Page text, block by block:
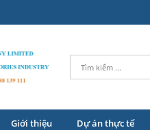
Giới thiệu Dự án thực tế